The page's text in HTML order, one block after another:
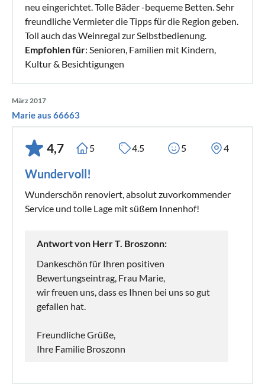
neu eingerichtet. Tolle Bäder -bequeme Betten. Sehr
freundliche Vermieter die Tipps für die Region geben.
Toll auch das Weinregal zur Selbstbedienung.
Empfohlen für: Senioren, Familien mit Kindern,
Kultur & Besichtigungen
März 2017
Marie aus 66663
4,7 5 4.5 5 4
Wundervoll!
Wunderschön renoviert, absolut zuvorkommender
Service und tolle Lage mit süßem Innenhof!
Antwort von Herr T. Broszonn:
Dankeschön für Ihren positiven
Bewertungseintrag, Frau Marie,
wir freuen uns, dass es Ihnen bei uns so gut
gefallen hat.
Freundliche Grüße,
Ihre Familie Broszonn